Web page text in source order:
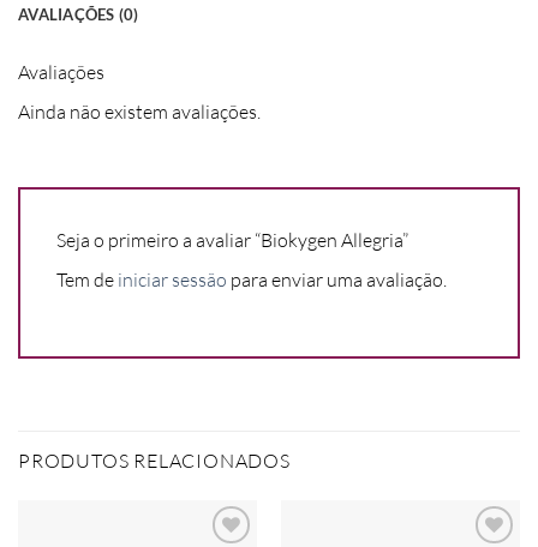
AVALIAÇÕES (0)
Avaliações
Ainda não existem avaliações.
Seja o primeiro a avaliar “Biokygen Allegria”
Tem de iniciar sessão para enviar uma avaliação.
PRODUTOS RELACIONADOS